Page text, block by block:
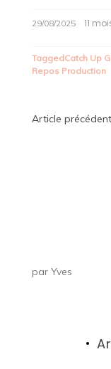
29/08/2025 11
TaggedCatch Up
Repos Production
Article précédent
par Yves